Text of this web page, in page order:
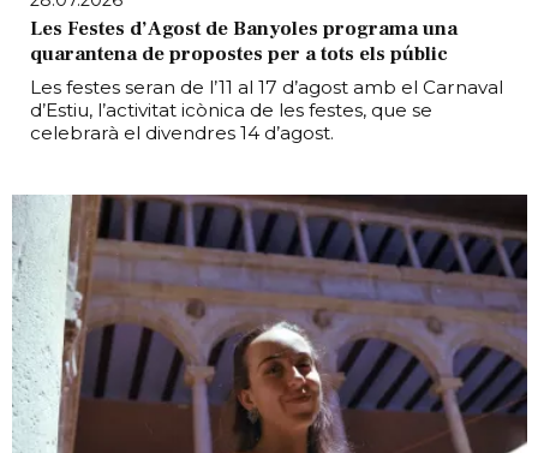
Les Festes d’Agost de Banyoles programa una
quarantena de propostes per a tots els públic
Les festes seran de l’11 al 17 d’agost amb el Carnaval
d’Estiu, l’activitat icònica de les festes, que se
celebrarà el divendres 14 d’agost.